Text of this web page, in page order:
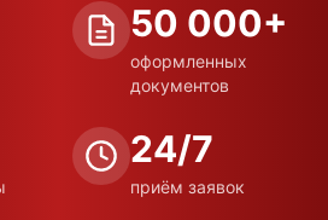
50 000+
оформленных
документов
24/7
приём заявок